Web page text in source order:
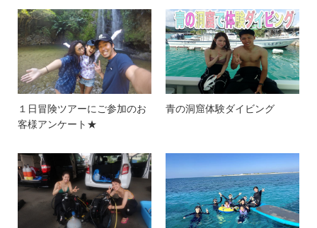
１日冒険ツアーにご参加のお
客様アンケート★
青の洞窟体験ダイビング